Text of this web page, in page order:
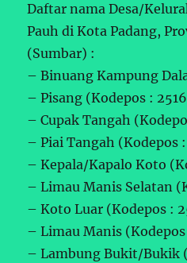
Daftar nama Desa/
Pauh di Kota Padang,
(Sumbar) :
– Binuang Kampung
– Pisang (Kodepos :
– Cupak Tangah
– Piai Tangah (Kodepos
– Kepala/Kapalo Koto
– Limau Manis Selatan
– Koto Luar (Kodepos :
– Limau Manis
– Lambung Bukit/Bukik